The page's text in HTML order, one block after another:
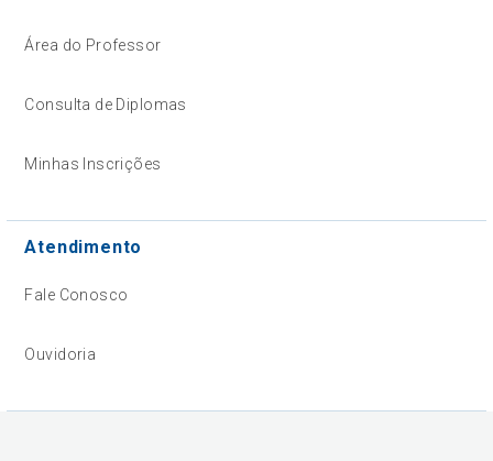
Área do Professor
Consulta de Diplomas
Minhas Inscrições
Atendimento
Fale Conosco
Ouvidoria